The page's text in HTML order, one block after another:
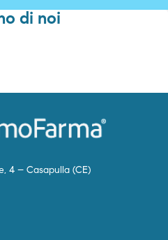
di noi
4 – Casapulla (CE)